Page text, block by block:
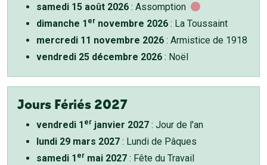
samedi 15 août 2026 : Assomption
dimanche 1 er novembre 2026 : La Toussaint
mercredi 11 novembre 2026 : Armistice de 1918
vendredi 25 décembre 2026 : Noël
Jours Fériés 2027
vendredi 1 er janvier 2027 : Jour de l'an
lundi 29 mars 2027 : Lundi de Pâques
samedi 1 er mai 2027 : Fête du Travail